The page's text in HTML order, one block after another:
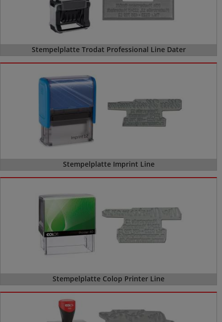
Stempelplatte Trodat Professional Line Dater
Stempelplatte Imprint Line
Stempelplatte Colop Printer Line